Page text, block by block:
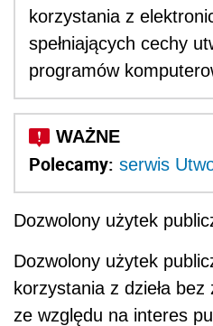
korzystania z
spełniających cechy
programów
Polecamy: serwis
Dozwolony użytek
Dozwolony użytek
korzystania z dzieła
ze względu na interes